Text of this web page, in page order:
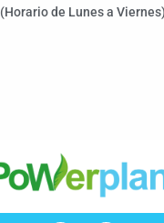
(Horario de Lunes a Viernes)